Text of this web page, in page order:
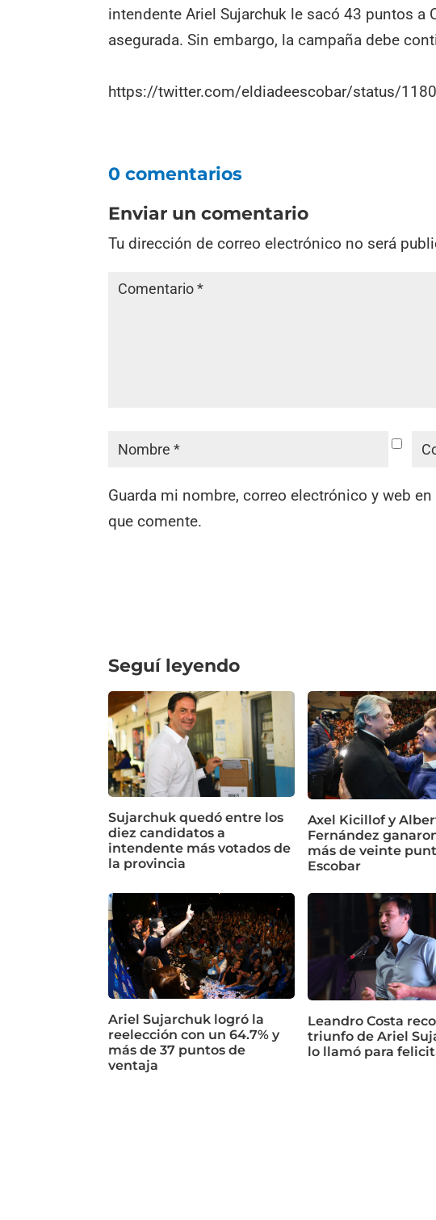
intendente Ariel Sujarchuk le sacó 43 puntos a
asegurada. Sin embargo, la campaña debe
https://twitter.com/eldiadeescobar/status/
0 comentarios
Enviar un comentario
Tu dirección de correo electrónico no será
Guarda mi nombre, correo electrónico y web
que comente.
Seguí leyendo
Sujarchuk quedó entre los
diez candidatos a
intendente más votados de
la provincia
Axel Kicillof y
Fernández
más de veinte
Escobar
Ariel Sujarchuk logró la
reelección con un 64.7% y
más de 37 puntos de
ventaja
Leandro Costa
triunfo de Ariel
lo llamó para